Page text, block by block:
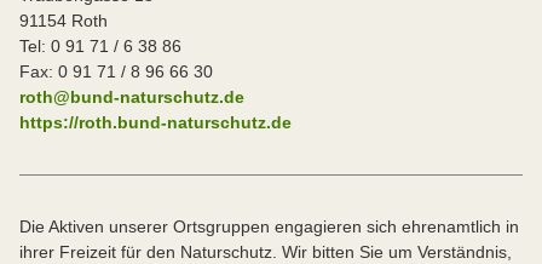
91154 Roth
Tel: 0 91 71 / 6 38 86
Fax: 0 91 71 / 8 96 66 30
roth@bund-naturschutz.de
https://roth.bund-naturschutz.de
Die Aktiven unserer Ortsgruppen engagieren sich ehrenamtlich in
ihrer Freizeit für den Naturschutz. Wir bitten Sie um Verständnis,